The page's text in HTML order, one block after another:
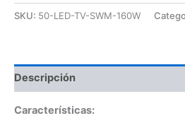
IP68
SKU: 50-LED-TV-SWM-160W
Descripción
Características: